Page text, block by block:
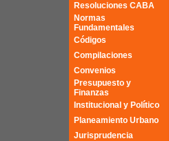
Resoluciones CABA
Normas
Fundamentales
Códigos
Compilaciones
Convenios
Presupuesto y
Finanzas
Institucional y Político
Planeamiento Urbano
Jurisprudencia